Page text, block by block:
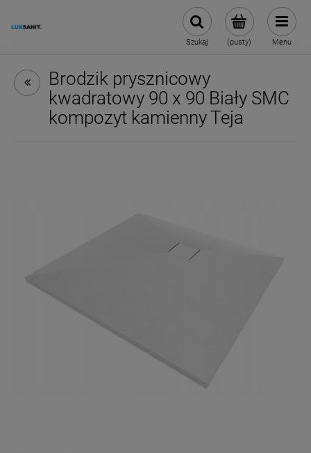
(pusty)
Szukaj Menu
Brodzik prysznicowy
kwadratowy 90 x 90 Biały SMC
kompozyt kamienny Teja